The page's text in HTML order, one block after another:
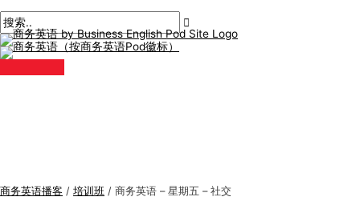
至
内
容
菜
商务英语播客 / 培训班 / 商务英语 – 星期五 – 社交
子
导
航
商
务
英
语
搜
索
: